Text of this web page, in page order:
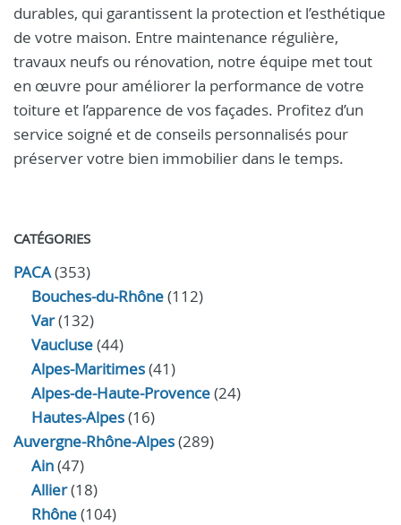
durables, qui garantissent la protection et l’esthétique
de votre maison. Entre maintenance régulière,
travaux neufs ou rénovation, notre équipe met tout
en œuvre pour améliorer la performance de votre
toiture et l’apparence de vos façades. Profitez d’un
service soigné et de conseils personnalisés pour
préserver votre bien immobilier dans le temps.
CATÉGORIES
PACA(353)
Bouches-du-Rhône(112)
Var(132)
Vaucluse(44)
Alpes-Maritimes(41)
Alpes-de-Haute-Provence(24)
Hautes-Alpes(16)
Auvergne-Rhône-Alpes(289)
Ain(47)
Allier(18)
Rhône(104)